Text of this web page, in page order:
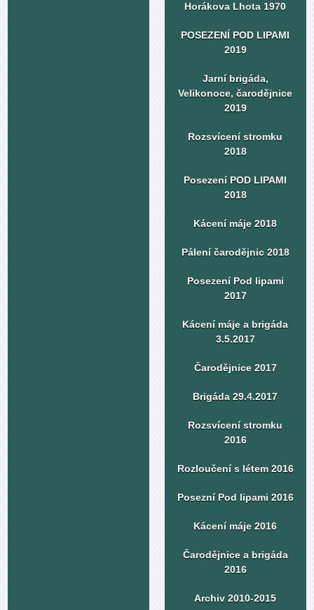
Horákova Lhota 1970
POSEZENÍ POD LIPAMI
2019
Jarní brigáda,
Velikonoce, čarodějnice
2019
Rozsvícení stromku
2018
Posezení POD LIPAMI
2018
Kácení máje 2018
Pálení čarodějnic 2018
Posezení Pod lipami
2017
Kácení máje a brigáda
3.5.2017
Čarodějnice 2017
Brigáda 29.4.2017
Rozsvícení stromku
2016
Rozloučení s létem 2016
Posezní Pod lipami 2016
Kácení máje 2016
Čarodějnice a brigáda
2016
Archiv 2010-2015